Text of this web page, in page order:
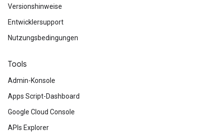
Versionshinweise
Entwicklersupport
Nutzungsbedingungen
Tools
Admin-Konsole
Apps Script-Dashboard
Google Cloud Console
APIs Explorer